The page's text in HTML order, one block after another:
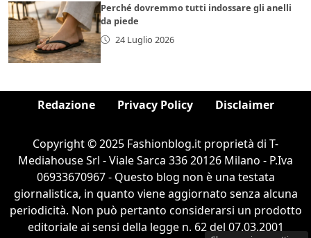
Perché dovremmo tutti indossare gli anelli
da piede
24 Luglio 2026
Redazione Privacy Policy Disclaimer
Copyright © 2025 Fashionblog.it proprietà di T-
Mediahouse Srl - Viale Sarca 336 20126 Milano - P.Iva
06933670967 - Questo blog non è una testata
giornalistica, in quanto viene aggiornato senza alcuna
periodicità. Non può pertanto considerarsi un prodotto
editoriale ai sensi della legge n. 62 del 07.03.2001